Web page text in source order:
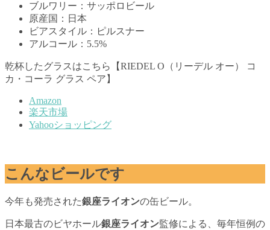
ブルワリー：サッポロビール
原産国：日本
ビアスタイル：ピルスナー
アルコール：5.5%
乾杯したグラスはこちら【RIEDEL O（リーデル オー） コ
カ・コーラ グラス ペア】
Amazon
楽天市場
Yahooショッピング
こんなビールです
今年も発売された銀座ライオンの缶ビール。
日本最古のビヤホール銀座ライオン監修による、毎年恒例の